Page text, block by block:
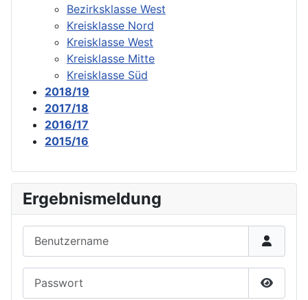
Bezirksklasse West
Kreisklasse Nord
Kreisklasse West
Kreisklasse Mitte
Kreisklasse Süd
2018/19
2017/18
2016/17
2015/16
Ergebnismeldung